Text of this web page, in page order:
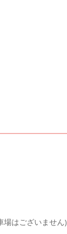
場はございません)